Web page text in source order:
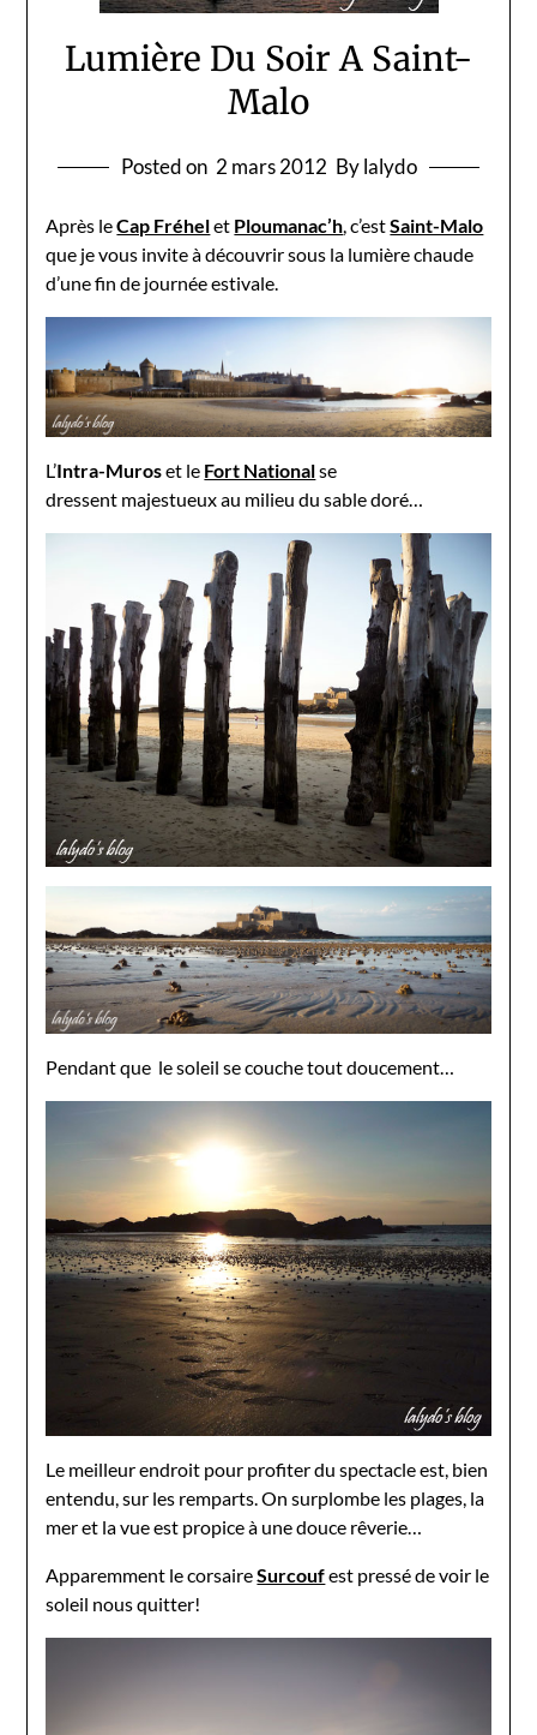
Lumière Du Soir A Saint-
Malo
Posted on 2 mars 2012 By lalydo
Après leCap Fréhelet Ploumanac’h, c’estSaint-Malo
que je vous invite à découvrir sous la lumière chaude
d’une fin de journée estivale.
L’Intra-Muroset le Fort Nationalse
dressent majestueux au milieu du sable doré…
Pendant que le soleil se couche tout doucement…
Le meilleur endroit pour profiter du spectacle est, bien
entendu, sur les remparts. On surplombe les plages, la
mer et la vue est propice à une douce rêverie…
Apparemment le corsaireSurcoufest pressé de voir le
soleil nous quitter!